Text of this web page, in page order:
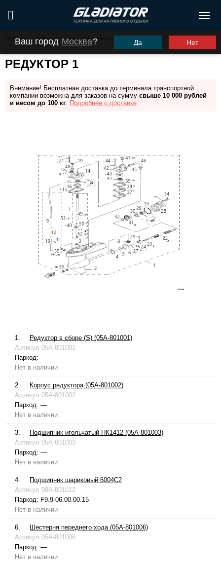
Ваш город Москва? Да Нет
Главная / Каталог Запчасти для моторов ПЛМ Редуктор 1
РЕДУКТОР 1
Внимание! Бесплатная доставка до терминала транспортной
компании возможна для заказов на сумму свыше 10 000 рублей
и весом до 100 кг. Подробнее о доставке
1.
Редуктор в сборе (S) (05A-801001)
Артикул 05A-801001
Паркод: —
Нет в наличии
2.
Корпус редуктора (05A-801002)
Артикул 05A-801002
Паркод: —
Нет в наличии
3.
Подшипник игольчатый НК1412 (05A-801003)
Артикул 05A-801003
Паркод: —
Нет в наличии
4.
Подшипник шариковый 6004C2
Артикул 98A-801012
Паркод: F9.9-06.00.00.15
Нет в наличии
6.
Шестерня переднего хода (05A-801006)
Артикул 05A-801006
Паркод: —
Нет в наличии